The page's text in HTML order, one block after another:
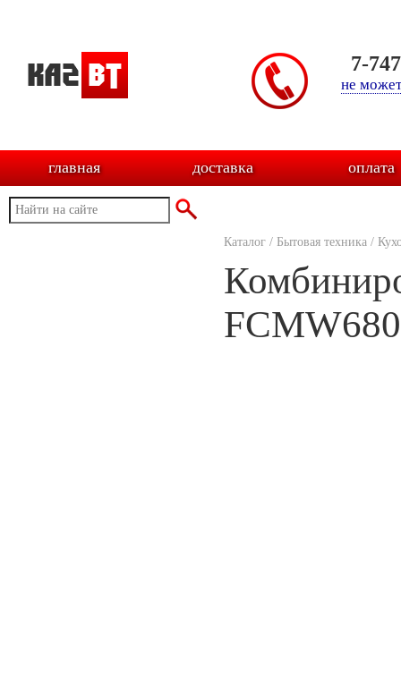
7-
не
главная доставка оплата
Каталог / Бытовая техника /